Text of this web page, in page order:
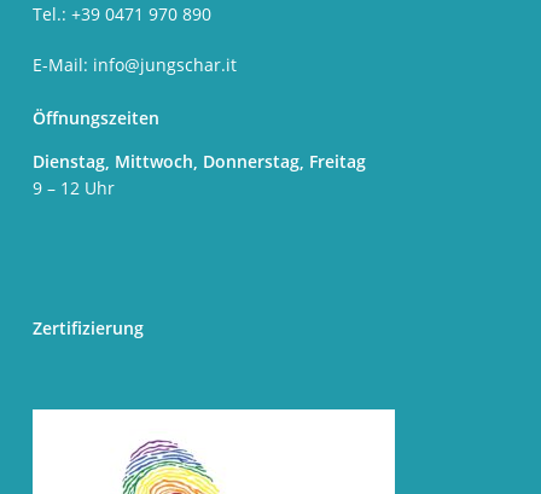
Tel.: +39 0471 970 890
E-Mail: info@jungschar.it
Öffnungszeiten
Dienstag, Mittwoch, Donnerstag, Freitag
9 – 12 Uhr
Zertifizierung